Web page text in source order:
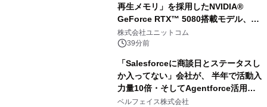
再生メモリ」を採用したNVIDIA®
GeForce RTX™ 5080搭載モデル、
NVIDIA® GeForce RTX™ 5070 Ti搭
載モデルを販売開始
株式会社ユニットコム
39分前
「Salesforceに商談日とステータスし
か入ってない」会社が、 半年で活動入
力量10倍・そしてAgentforce活用へ
── 敷島住宅×bellSalesAI事例公開
ベルフェイス株式会社